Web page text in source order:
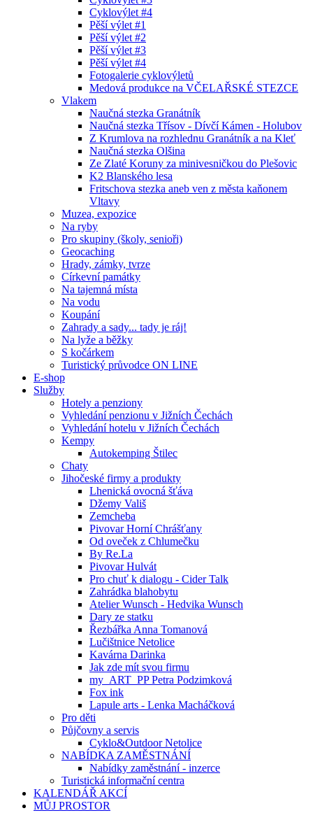
Cyklovýlet #4
Pěší výlet #1
Pěší výlet #2
Pěší výlet #3
Pěší výlet #4
Fotogalerie cyklovýletů
Medová produkce na VČELAŘSKÉ STEZCE
Vlakem
Naučná stezka Granátník
Naučná stezka Třísov - Dívčí Kámen - Holubov
Z Krumlova na rozhlednu Granátník a na Kleť
Naučná stezka Olšina
Ze Zlaté Koruny za minivesničkou do Plešovic
K2 Blanského lesa
Fritschova stezka aneb ven z města kaňonem
Vltavy
Muzea, expozice
Na ryby
Pro skupiny (školy, senioři)
Geocaching
Hrady, zámky, tvrze
Církevní památky
Na tajemná místa
Na vodu
Koupání
Zahrady a sady... tady je ráj!
Na lyže a běžky
S kočárkem
Turistický průvodce ON LINE
E-shop
Služby
Hotely a penziony
Vyhledání penzionu v Jižních Čechách
Vyhledání hotelu v Jižních Čechách
Kempy
Autokemping Štilec
Chaty
Jihočeské firmy a produkty
Lhenická ovocná šťáva
Džemy Vališ
Zemcheba
Pivovar Horní Chrášťany
Od oveček z Chlumečku
By Re.La
Pivovar Hulvát
Pro chuť k dialogu - Cider Talk
Zahrádka blahobytu
Atelier Wunsch - Hedvika Wunsch
Dary ze statku
Řezbářka Anna Tomanová
Lučištnice Netolice
Kavárna Darinka
Jak zde mít svou firmu
my_ART_PP Petra Podzimková
Fox ink
Lapule arts - Lenka Macháčková
Pro děti
Půjčovny a servis
Cyklo&Outdoor Netolice
NABÍDKA ZAMĚSTNÁNÍ
Nabídky zaměstnání - inzerce
Turistická informační centra
KALENDÁŘ AKCÍ
MŮJ PROSTOR